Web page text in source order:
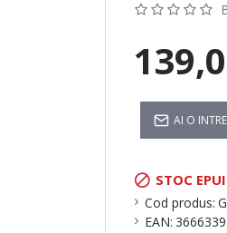
STOC
Cod produs:
EAN:
AI O